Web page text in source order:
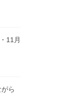
11月
ら